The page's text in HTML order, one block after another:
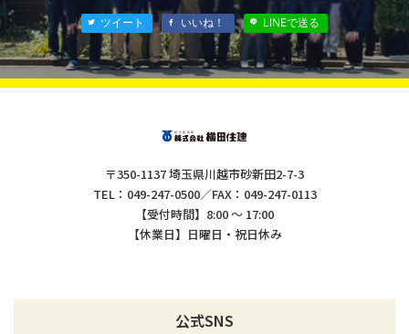
ツイート いいね！ LINEで送る
〒350-1137 埼玉県川越市砂新田2-7-3
TEL：049-247-0500／FAX：049-247-0113
【受付時間】8:00 ～ 17:00
【休業日】日曜日・祝日休み
公式SNS